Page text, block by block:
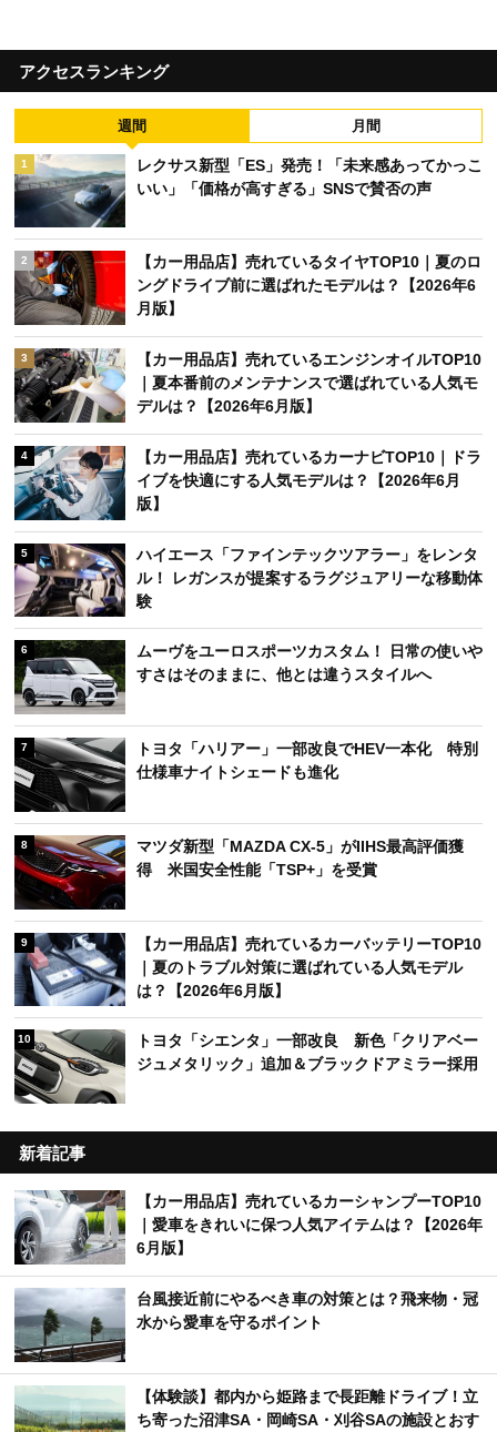
アクセスランキング
週間 月間
1
レクサス新型「ES」発売！「未来感あってかっこ
いい」「価格が高すぎる」SNSで賛否の声
2
【カー用品店】売れているタイヤTOP10｜夏のロ
ングドライブ前に選ばれたモデルは？【2026年6
月版】
3
【カー用品店】売れているエンジンオイルTOP10
｜夏本番前のメンテナンスで選ばれている人気モ
デルは？【2026年6月版】
4
【カー用品店】売れているカーナビTOP10｜ドラ
イブを快適にする人気モデルは？【2026年6月
版】
5
ハイエース「ファインテックツアラー」をレンタ
ル！ レガンスが提案するラグジュアリーな移動体
験
6
ムーヴをユーロスポーツカスタム！ 日常の使いや
すさはそのままに、他とは違うスタイルへ
7
トヨタ「ハリアー」一部改良でHEV一本化 特別
仕様車ナイトシェードも進化
8
マツダ新型「MAZDA CX-5」がIIHS最高評価獲
得 米国安全性能「TSP+」を受賞
9
【カー用品店】売れているカーバッテリーTOP10
｜夏のトラブル対策に選ばれている人気モデル
は？【2026年6月版】
10
トヨタ「シエンタ」一部改良 新色「クリアベー
ジュメタリック」追加＆ブラックドアミラー採用
新着記事
【カー用品店】売れているカーシャンプーTOP10
｜愛車をきれいに保つ人気アイテムは？【2026年
6月版】
台風接近前にやるべき車の対策とは？飛来物・冠
水から愛車を守るポイント
【体験談】都内から姫路まで長距離ドライブ！立
ち寄った沼津SA・岡崎SA・刈谷SAの施設とおす